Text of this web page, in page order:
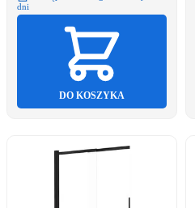
dni
DO KOSZYKA